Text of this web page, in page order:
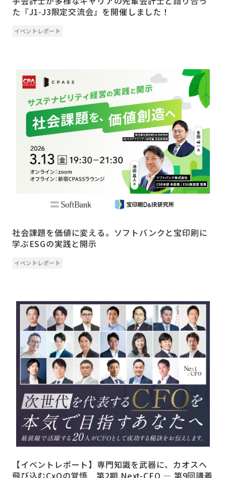
た『J1-J3限定交流会』を開催しました！
イベントレポート
社会課題を価値に変える。ソフトバンクと宝印刷に
学ぶESGの実践と開示
イベントレポート
【イベントレポート】専門知識を武器に、カオスへ
飛び込むCxOの覚悟 第2期 Next-CFO ― 第9回講義